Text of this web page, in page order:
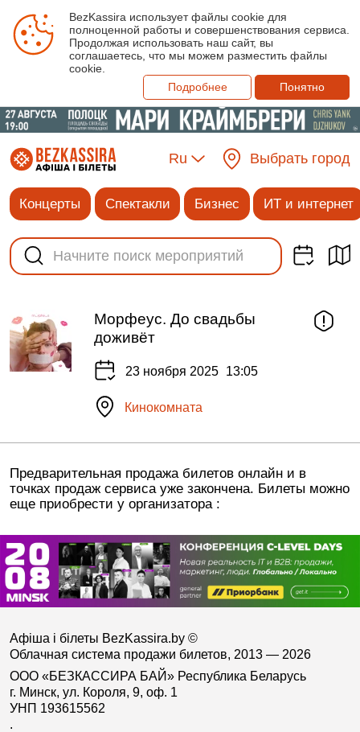
BezKassira использует файлы cookie для
полноценной работы и совершенствования сервиса.
Продолжая использовать наш сайт, вы
соглашаетесь, что мы можем разместить файлы
cookie.
Подробнее
Понятно
Ru Выбрать город
Концерты Спектакли Бизнес ИТ и интернет
Морфеус. До свадьбы
доживёт
23 ноября 2025 13:05
Кинокомната
Предварительная продажа билетов онлайн и в
точках продаж сервиса уже закончена. Билеты можно
еще приобрести у организатора :
Афіша і білеты BezKassira.by ©
Облачная система продажи билетов, 2013 — 2026
ООО «БЕЗКАССИРА БАЙ» Республика Беларусь
г. Минск, ул. Короля, 9, оф. 1
УНП 193615562
.